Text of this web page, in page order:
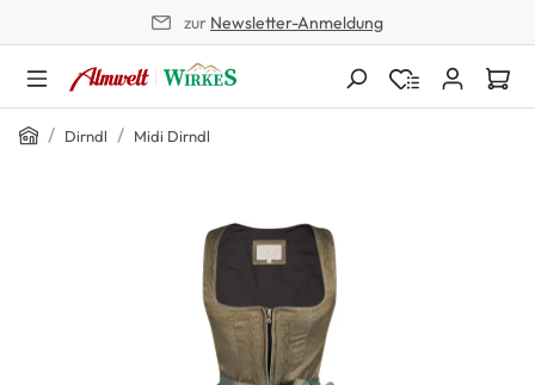
zur Newsletter-Anmeldung
Home
/ Dirndl / Midi Dirndl